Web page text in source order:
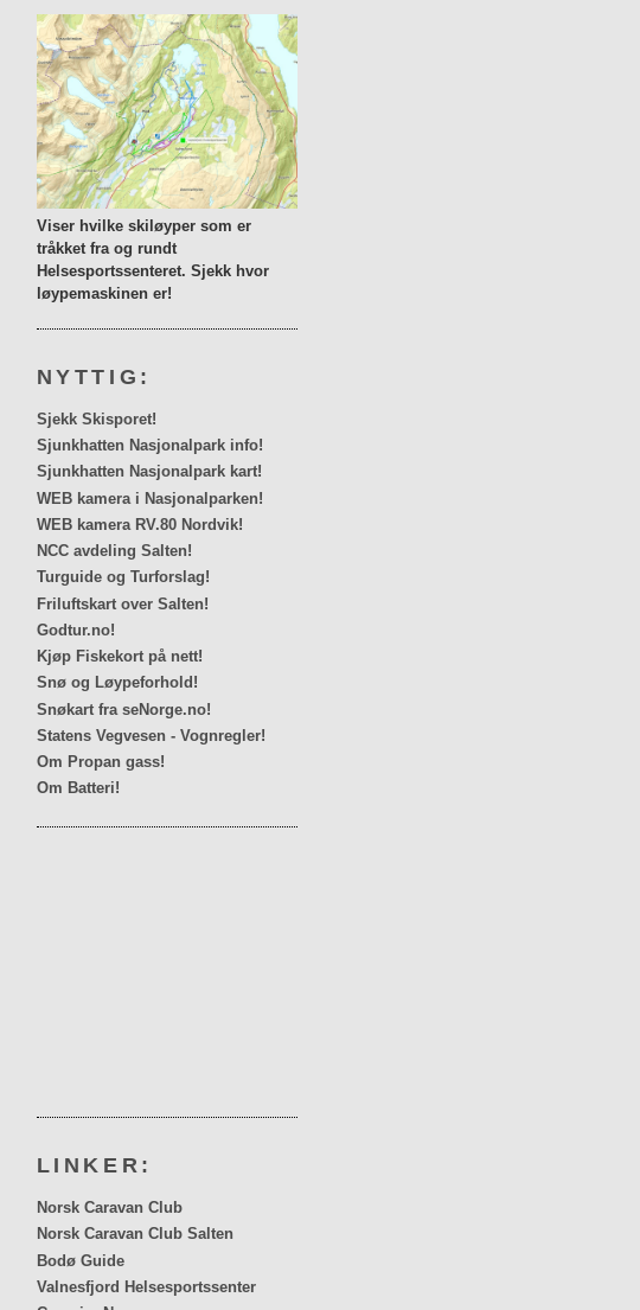
Viser hvilke skiløyper som er
tråkket fra og rundt
Helsesportssenteret. Sjekk hvor
løypemaskinen er!
NYTTIG:
Sjekk Skisporet!
Sjunkhatten Nasjonalpark info!
Sjunkhatten Nasjonalpark kart!
WEB kamera i Nasjonalparken!
WEB kamera RV.80 Nordvik!
NCC avdeling Salten!
Turguide og Turforslag!
Friluftskart over Salten!
Godtur.no!
Kjøp Fiskekort på nett!
Snø og Løypeforhold!
Snøkart fra seNorge.no!
Statens Vegvesen - Vognregler!
Om Propan gass!
Om Batteri!
LINKER:
Norsk Caravan Club
Norsk Caravan Club Salten
Bodø Guide
Valnesfjord Helsesportssenter